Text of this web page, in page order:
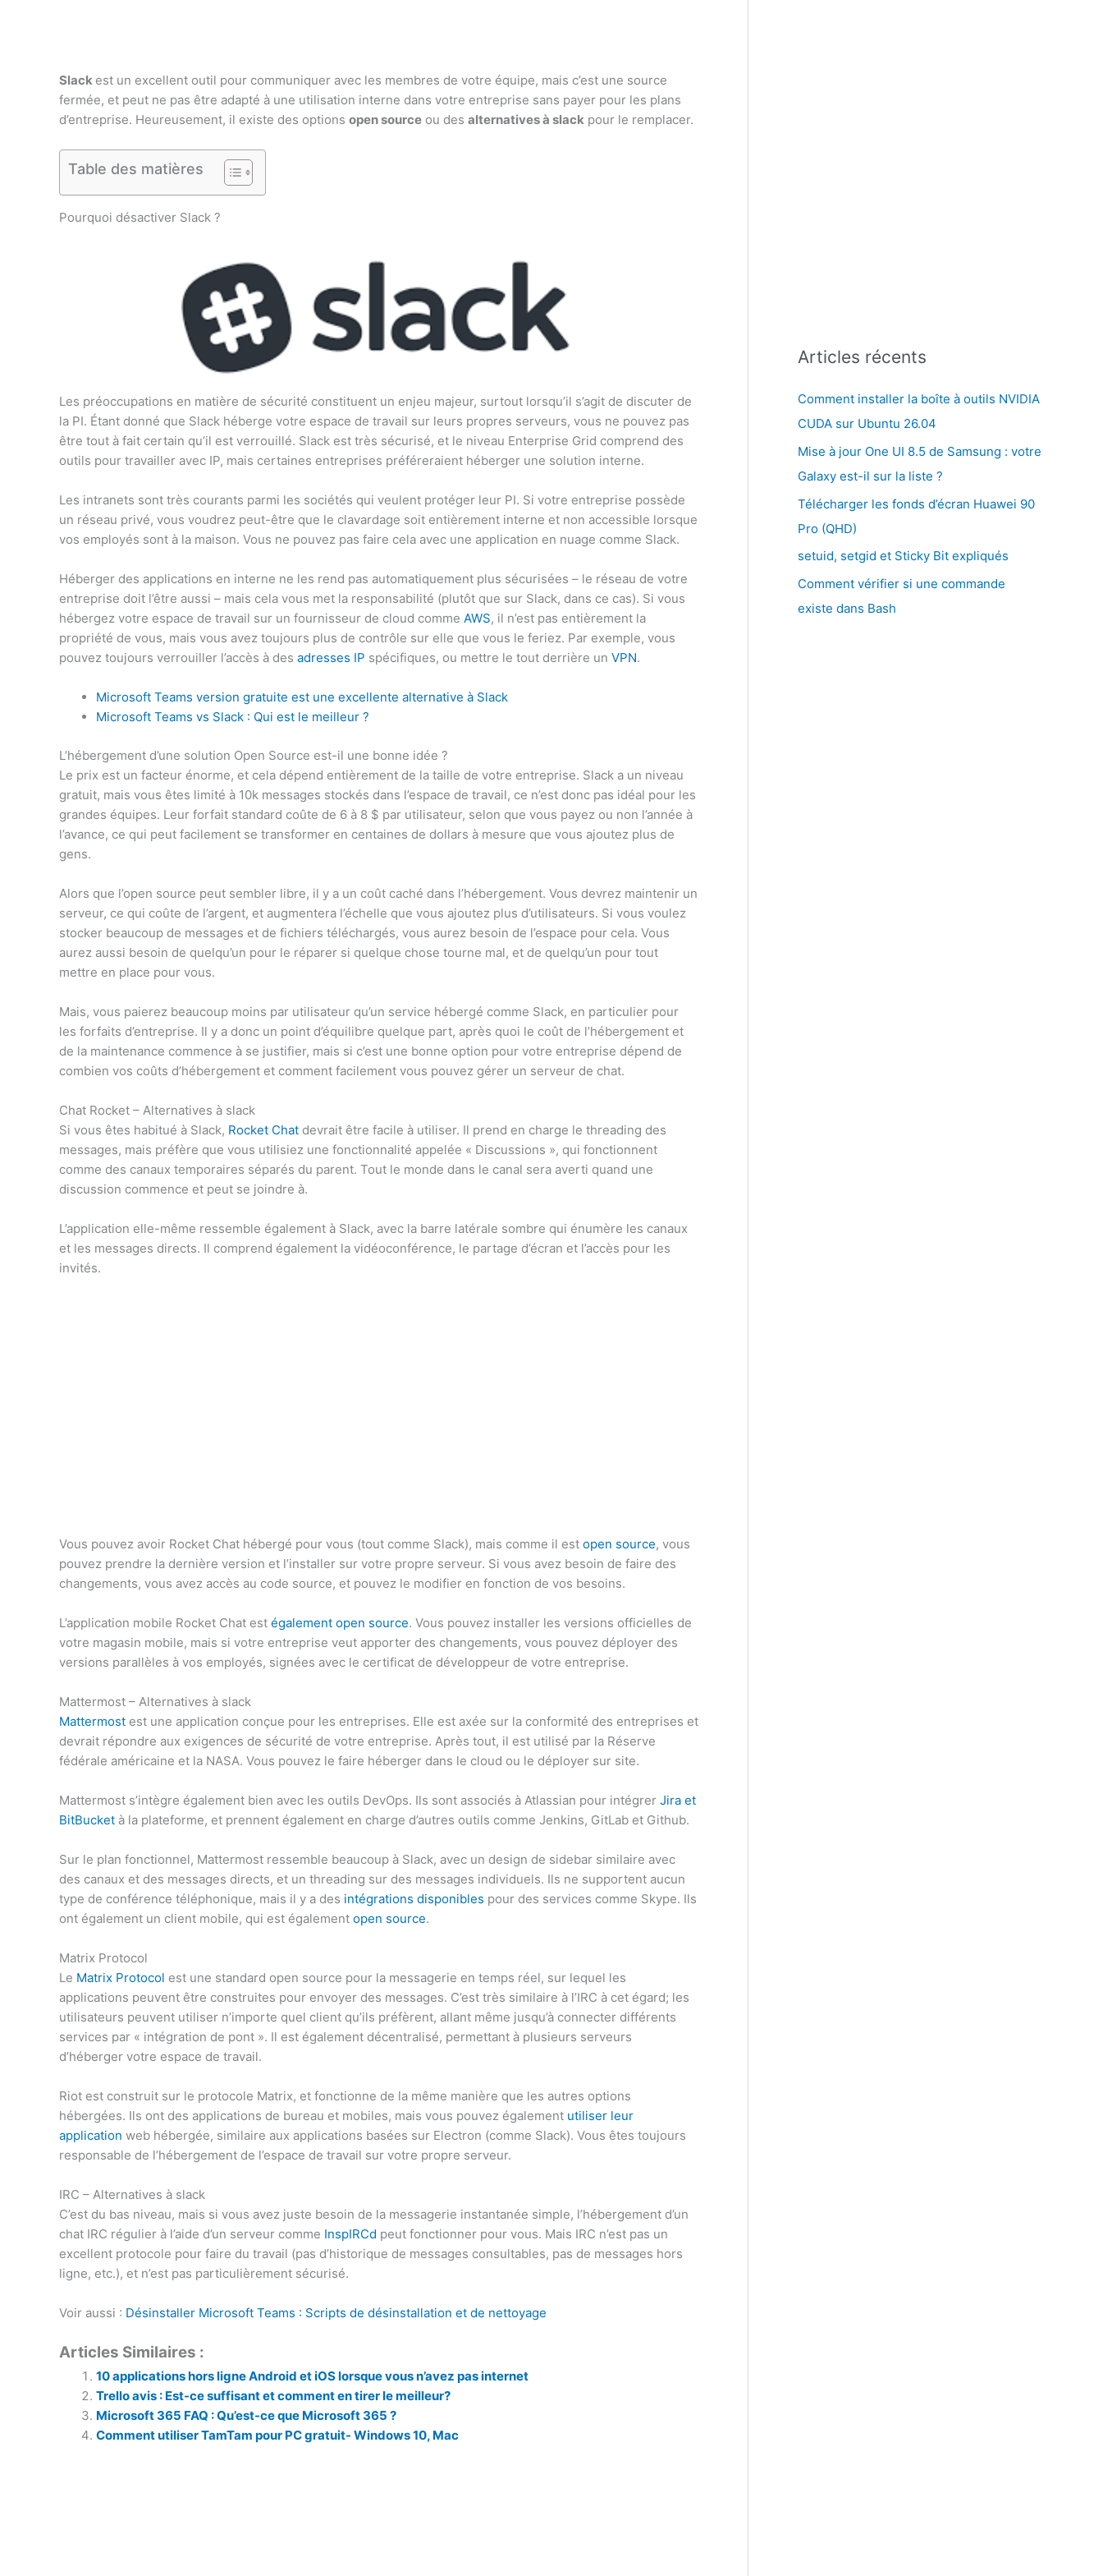
Slack est un excellent outil pour communiquer avec les membres de votre équipe, mais c’est une source
fermée, et peut ne pas être adapté à une utilisation interne dans votre entreprise sans payer pour les plans
d’entreprise. Heureusement, il existe des options open source ou des alternatives à slack pour le remplacer.
Table des matières
Pourquoi désactiver Slack ?
Les préoccupations en matière de sécurité constituent un enjeu majeur, surtout lorsqu’il s’agit de discuter de
la PI. Étant donné que Slack héberge votre espace de travail sur leurs propres serveurs, vous ne pouvez pas
être tout à fait certain qu’il est verrouillé. Slack est très sécurisé, et le niveau Enterprise Grid comprend des
outils pour travailler avec IP, mais certaines entreprises préféreraient héberger une solution interne.
Les intranets sont très courants parmi les sociétés qui veulent protéger leur PI. Si votre entreprise possède
un réseau privé, vous voudrez peut-être que le clavardage soit entièrement interne et non accessible lorsque
vos employés sont à la maison. Vous ne pouvez pas faire cela avec une application en nuage comme Slack.
Héberger des applications en interne ne les rend pas automatiquement plus sécurisées – le réseau de votre
entreprise doit l’être aussi – mais cela vous met la responsabilité (plutôt que sur Slack, dans ce cas). Si vous
hébergez votre espace de travail sur un fournisseur de cloud comme AWS, il n’est pas entièrement la
propriété de vous, mais vous avez toujours plus de contrôle sur elle que vous le feriez. Par exemple, vous
pouvez toujours verrouiller l’accès à des adresses IP spécifiques, ou mettre le tout derrière un VPN.
Microsoft Teams version gratuite est une excellente alternative à Slack
Microsoft Teams vs Slack : Qui est le meilleur ?
L’hébergement d’une solution Open Source est-il une bonne idée ?
Le prix est un facteur énorme, et cela dépend entièrement de la taille de votre entreprise. Slack a un niveau
gratuit, mais vous êtes limité à 10k messages stockés dans l’espace de travail, ce n’est donc pas idéal pour les
grandes équipes. Leur forfait standard coûte de 6 à 8 $ par utilisateur, selon que vous payez ou non l’année à
l’avance, ce qui peut facilement se transformer en centaines de dollars à mesure que vous ajoutez plus de
gens.
Alors que l’open source peut sembler libre, il y a un coût caché dans l’hébergement. Vous devrez maintenir un
serveur, ce qui coûte de l’argent, et augmentera l’échelle que vous ajoutez plus d’utilisateurs. Si vous voulez
stocker beaucoup de messages et de fichiers téléchargés, vous aurez besoin de l’espace pour cela. Vous
aurez aussi besoin de quelqu’un pour le réparer si quelque chose tourne mal, et de quelqu’un pour tout
mettre en place pour vous.
Mais, vous paierez beaucoup moins par utilisateur qu’un service hébergé comme Slack, en particulier pour
les forfaits d’entreprise. Il y a donc un point d’équilibre quelque part, après quoi le coût de l’hébergement et
de la maintenance commence à se justifier, mais si c’est une bonne option pour votre entreprise dépend de
combien vos coûts d’hébergement et comment facilement vous pouvez gérer un serveur de chat.
Chat Rocket – Alternatives à slack
Si vous êtes habitué à Slack, Rocket Chat devrait être facile à utiliser. Il prend en charge le threading des
messages, mais préfère que vous utilisiez une fonctionnalité appelée « Discussions », qui fonctionnent
comme des canaux temporaires séparés du parent. Tout le monde dans le canal sera averti quand une
discussion commence et peut se joindre à.
L’application elle-même ressemble également à Slack, avec la barre latérale sombre qui énumère les canaux
et les messages directs. Il comprend également la vidéoconférence, le partage d’écran et l’accès pour les
invités.
Vous pouvez avoir Rocket Chat hébergé pour vous (tout comme Slack), mais comme il est open source, vous
pouvez prendre la dernière version et l’installer sur votre propre serveur. Si vous avez besoin de faire des
changements, vous avez accès au code source, et pouvez le modifier en fonction de vos besoins.
L’application mobile Rocket Chat est également open source. Vous pouvez installer les versions officielles de
votre magasin mobile, mais si votre entreprise veut apporter des changements, vous pouvez déployer des
versions parallèles à vos employés, signées avec le certificat de développeur de votre entreprise.
Mattermost – Alternatives à slack
Mattermost est une application conçue pour les entreprises. Elle est axée sur la conformité des entreprises et
devrait répondre aux exigences de sécurité de votre entreprise. Après tout, il est utilisé par la Réserve
fédérale américaine et la NASA. Vous pouvez le faire héberger dans le cloud ou le déployer sur site.
Mattermost s’intègre également bien avec les outils DevOps. Ils sont associés à Atlassian pour intégrer Jira et
BitBucket à la plateforme, et prennent également en charge d’autres outils comme Jenkins, GitLab et Github.
Sur le plan fonctionnel, Mattermost ressemble beaucoup à Slack, avec un design de sidebar similaire avec
des canaux et des messages directs, et un threading sur des messages individuels. Ils ne supportent aucun
type de conférence téléphonique, mais il y a des intégrations disponibles pour des services comme Skype. Ils
ont également un client mobile, qui est également open source.
Matrix Protocol
Le Matrix Protocol est une standard open source pour la messagerie en temps réel, sur lequel les
applications peuvent être construites pour envoyer des messages. C’est très similaire à l’IRC à cet égard; les
utilisateurs peuvent utiliser n’importe quel client qu’ils préfèrent, allant même jusqu’à connecter différents
services par « intégration de pont ». Il est également décentralisé, permettant à plusieurs serveurs
d’héberger votre espace de travail.
Riot est construit sur le protocole Matrix, et fonctionne de la même manière que les autres options
hébergées. Ils ont des applications de bureau et mobiles, mais vous pouvez également utiliser leur
application web hébergée, similaire aux applications basées sur Electron (comme Slack). Vous êtes toujours
responsable de l’hébergement de l’espace de travail sur votre propre serveur.
IRC – Alternatives à slack
C’est du bas niveau, mais si vous avez juste besoin de la messagerie instantanée simple, l’hébergement d’un
chat IRC régulier à l’aide d’un serveur comme InspIRCd peut fonctionner pour vous. Mais IRC n’est pas un
excellent protocole pour faire du travail (pas d’historique de messages consultables, pas de messages hors
ligne, etc.), et n’est pas particulièrement sécurisé.
Voir aussi : Désinstaller Microsoft Teams : Scripts de désinstallation et de nettoyage
Articles Similaires :
10 applications hors ligne Android et iOS lorsque vous n’avez pas internet
Trello avis : Est-ce suffisant et comment en tirer le meilleur?
Microsoft 365 FAQ : Qu’est-ce que Microsoft 365 ?
Comment utiliser TamTam pour PC gratuit- Windows 10, Mac
Articles récents
Comment installer la boîte à outils NVIDIA
CUDA sur Ubuntu 26.04
Mise à jour One UI 8.5 de Samsung : votre
Galaxy est-il sur la liste ?
Télécharger les fonds d’écran Huawei 90
Pro (QHD)
setuid, setgid et Sticky Bit expliqués
Comment vérifier si une commande
existe dans Bash